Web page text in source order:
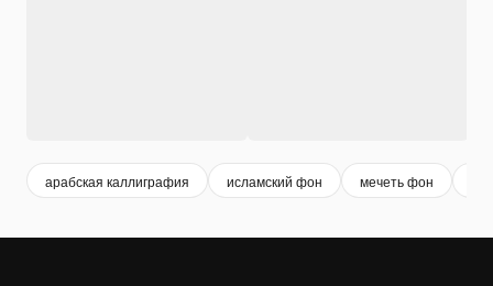
арабская каллиграфия исламский фон мечеть фон